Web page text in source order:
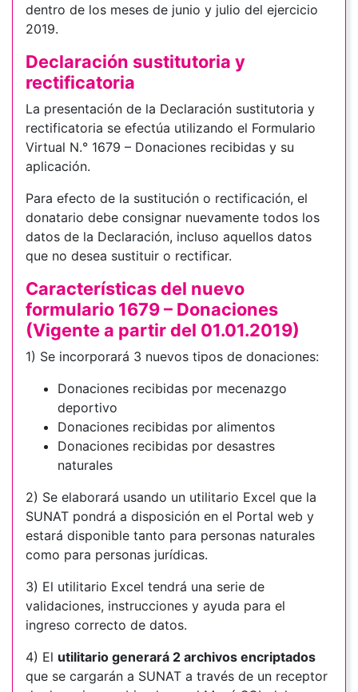
dentro de los meses de junio y julio del ejercicio
2019.
Declaración sustitutoria y
rectificatoria
La presentación de la Declaración sustitutoria y
rectificatoria se efectúa utilizando el Formulario
Virtual N.° 1679 – Donaciones recibidas y su
aplicación.
Para efecto de la sustitución o rectificación, el
donatario debe consignar nuevamente todos los
datos de la Declaración, incluso aquellos datos
que no desea sustituir o rectificar.
Características del nuevo
formulario 1679 – Donaciones
(Vigente a partir del 01.01.2019)
1) Se incorporará 3 nuevos tipos de donaciones:
Donaciones recibidas por mecenazgo
deportivo
Donaciones recibidas por alimentos
Donaciones recibidas por desastres
naturales
2) Se elaborará usando un utilitario Excel que la
SUNAT pondrá a disposición en el Portal web y
estará disponible tanto para personas naturales
como para personas jurídicas.
3) El utilitario Excel tendrá una serie de
validaciones, instrucciones y ayuda para el
ingreso correcto de datos.
4) El utilitario generará 2 archivos encriptados
que se cargarán a SUNAT a través de un receptor